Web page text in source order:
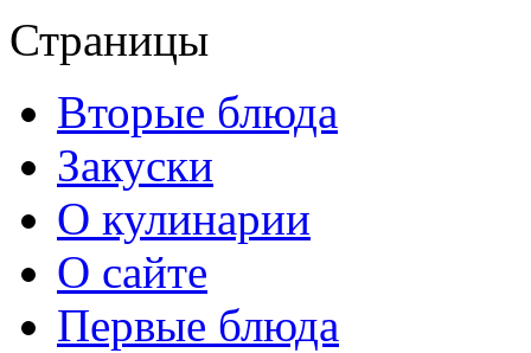
Страницы
Вторые блюда
Закуски
О кулинарии
О сайте
Первые блюда